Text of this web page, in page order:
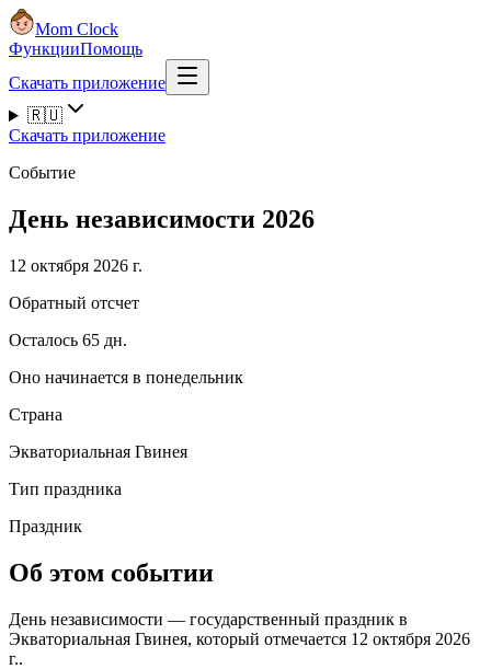
Mom Clock
ФункцииПомощь
Скачать приложение
🇷🇺
Скачать приложение
Событие
День независимости 2026
12 октября 2026 г.
Обратный отсчет
Осталось 65 дн.
Оно начинается в понедельник
Страна
Экваториальная Гвинея
Тип праздника
Праздник
Об этом событии
День независимости — государственный праздник в
Экваториальная Гвинея, который отмечается 12 октября 2026
г..